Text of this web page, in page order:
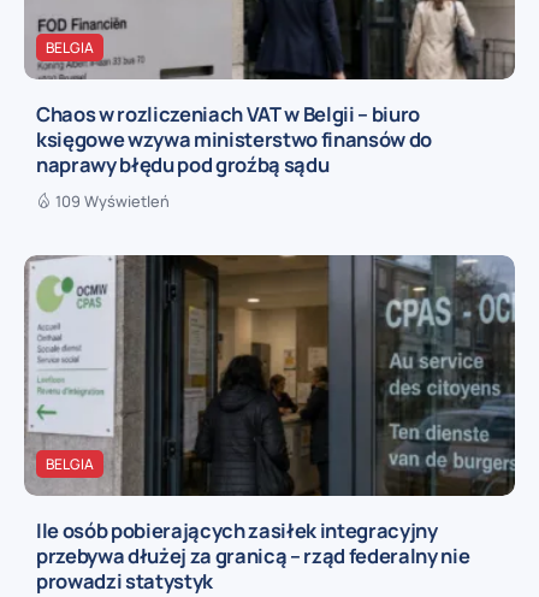
BELGIA
Chaos w rozliczeniach VAT w Belgii – biuro
księgowe wzywa ministerstwo finansów do
naprawy błędu pod groźbą sądu
109 Wyświetleń
BELGIA
Ile osób pobierających zasiłek integracyjny
przebywa dłużej za granicą – rząd federalny nie
prowadzi statystyk